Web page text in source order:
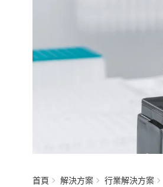
首頁 解決方案 行業解決方案